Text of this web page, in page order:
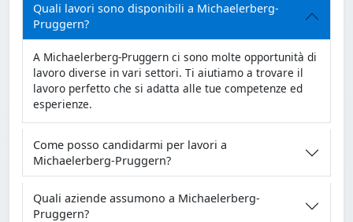
Quali lavori sono disponibili a Michaelerberg-
Pruggern?
A Michaelerberg-Pruggern ci sono molte opportunità di
lavoro diverse in vari settori. Ti aiutiamo a trovare il
lavoro perfetto che si adatta alle tue competenze ed
esperienze.
Come posso candidarmi per lavori a
Michaelerberg-Pruggern?
Quali aziende assumono a Michaelerberg-
Pruggern?